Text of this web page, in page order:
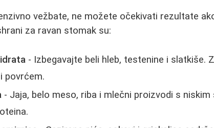
vežbate, ne možete očekivati rezultate
za ravan stomak su:
- Izbegavajte beli hleb, testenine i slatkiše.
povrćem.
- Jaja, belo meso, riba i mlečni proizvodi s niskim